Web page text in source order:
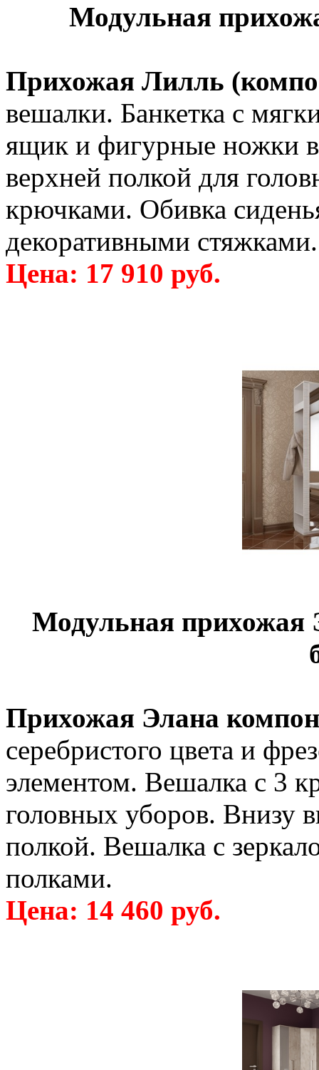
Модульная
Прихожая Лилль
вешалки. Банкетка с
ящик и фигурные ножки в
верхней полкой для
крючками. Обивка
декоративными стяжками.
Цена: 17 910 руб.
Модульная прихожая
Прихожая Элана
серебристого цвета и
элементом. Вешалка с 3
головных уборов. Внизу
полкой. Вешалка с
полками.
Цена: 14 460 руб.